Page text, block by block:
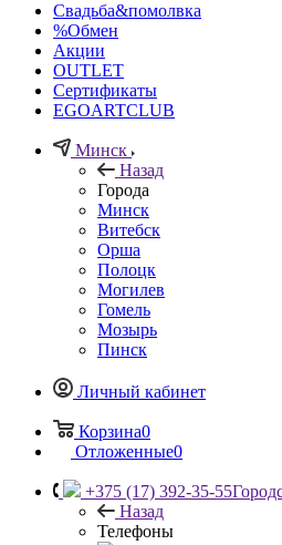
Свадьба&помолвка
%Обмен
Акции
OUTLET
Сертификаты
EGOARTCLUB
Минск
Назад
Города
Минск
Витебск
Орша
Полоцк
Могилев
Гомель
Мозырь
Пинск
Личный кабинет
Корзина0
Отложенные0
+375 (17) 392-35-55
Назад
Телефоны